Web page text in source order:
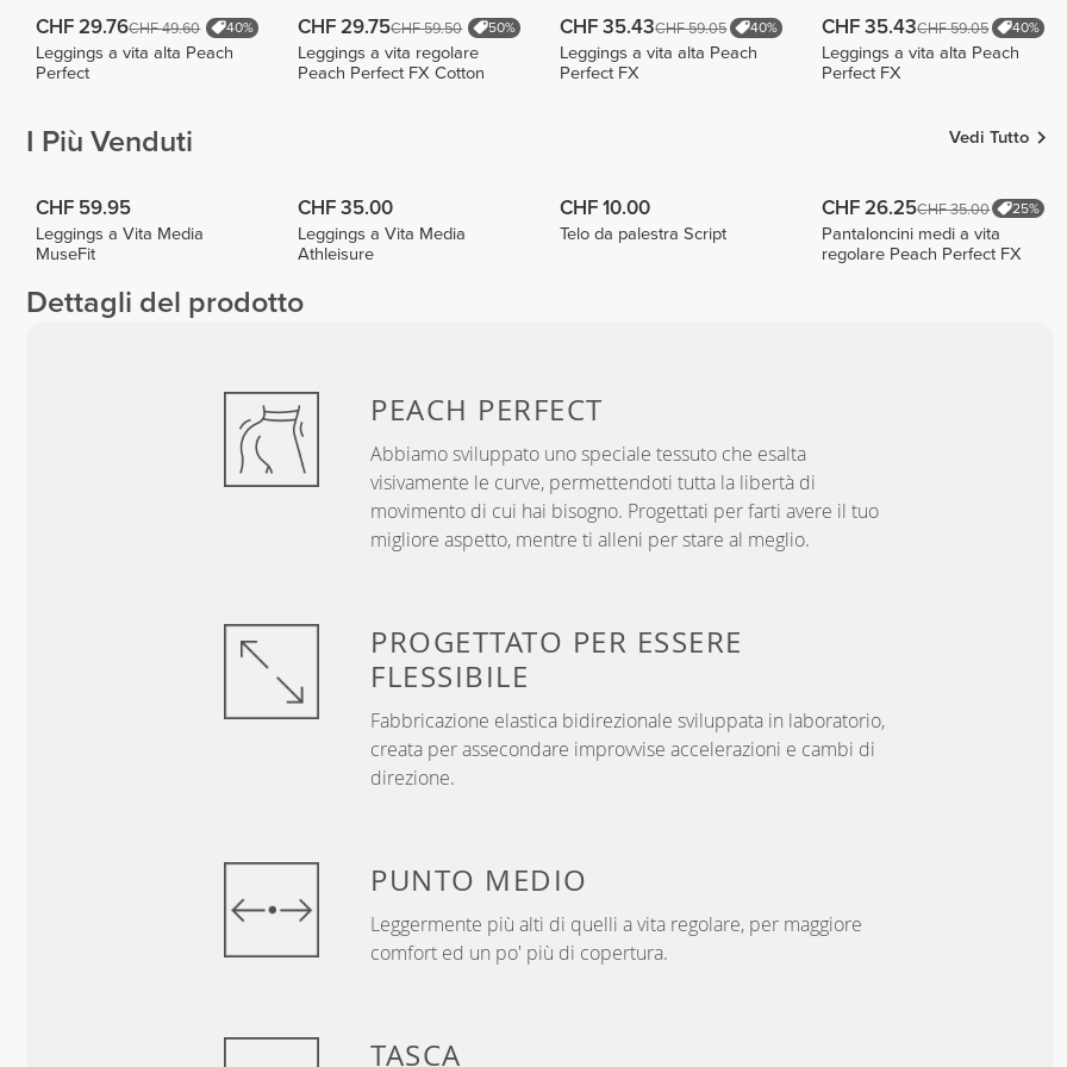
CHF 29.76CHF 49.60 40%
Leggings a vita alta Peach
Perfect
CHF 29.75CHF 59.50 50%
Leggings a vita regolare
Peach Perfect FX Cotton
CHF 35.43CHF 59.05 40%
Leggings a vita alta Peach
Perfect FX
CHF 35.43CHF 59.05 40%
Leggings a vita alta Peach
Perfect FX
I Più Venduti Vedi Tutto
CHF 59.95
Leggings a Vita Media
MuseFit
CHF 35.00
Leggings a Vita Media
Athleisure
CHF 10.00
Telo da palestra Script
CHF 26.25CHF 35.00 25%
Pantaloncini medi a vita
regolare Peach Perfect FX
Dettagli del prodotto
PEACH PERFECT
Abbiamo sviluppato uno speciale tessuto che esalta
visivamente le curve, permettendoti tutta la libertà di
movimento di cui hai bisogno. Progettati per farti avere il tuo
migliore aspetto, mentre ti alleni per stare al meglio.
PROGETTATO PER ESSERE
FLESSIBILE
Fabbricazione elastica bidirezionale sviluppata in laboratorio,
creata per assecondare improvvise accelerazioni e cambi di
direzione.
PUNTO MEDIO
Leggermente più alti di quelli a vita regolare, per maggiore
comfort ed un po' più di copertura.
TASCA